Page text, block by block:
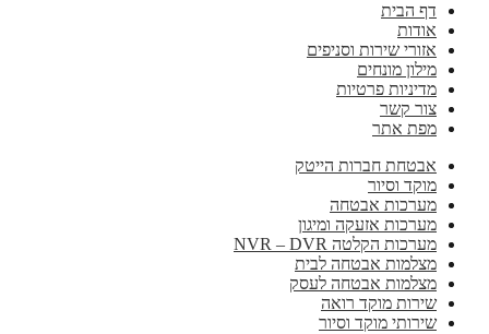
דף הבית
אודות
אזורי שירות וסניפים
מילון מונחים
מדיניות פרטיות
צור קשר
מפת אתר
אבטחת חברות הייטק
מוקד וסיור
מערכות אבטחה
מערכות אזעקה ומיגון
מערכות הקלטה NVR – DVR
מצלמות אבטחה לבית
מצלמות אבטחה לעסק
שירות מוקד רואה
שירותי מוקד וסיור